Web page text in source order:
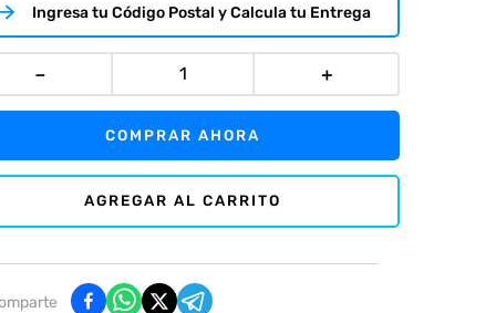
Ingresa tu Código Postal y Calcula tu Entrega
＋
－
COMPRAR AHORA
AGREGAR AL CARRITO